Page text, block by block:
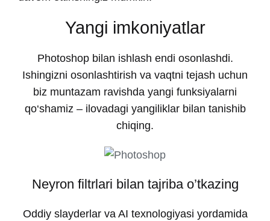
Yangi imkoniyatlar
Photoshop bilan ishlash endi osonlashdi.
Ishingizni osonlashtirish va vaqtni tejash uchun
biz muntazam ravishda yangi funksiyalarni
qo‘shamiz – ilovadagi yangiliklar bilan tanishib
chiqing.
Neyron filtrlari bilan tajriba o’tkazing
Oddiy slayderlar va AI texnologiyasi yordamida